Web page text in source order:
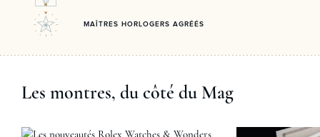
MAÎTRES HORLOGERS AGRÉÉS
Les montres, du côté du Mag